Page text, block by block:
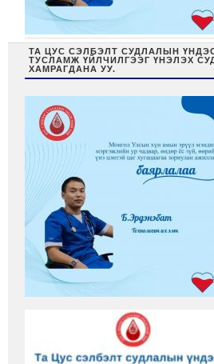
ТА ЦУС СЭЛБЭЛТ СУДЛАЛЫН
ТУСЛАМЖ ҮЙЛЧИЛГЭЭГ ҮНЭЛЭХ
ХАМРАГДАНА УУ.